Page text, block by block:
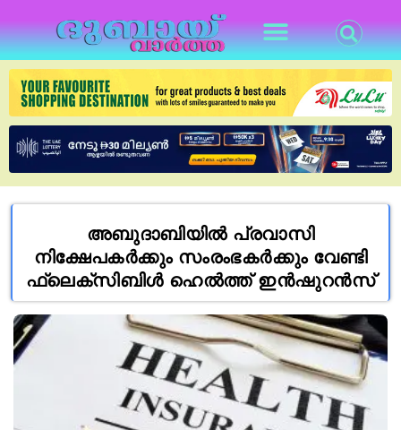
അബുദാബിയിൽ പ്രവാസി
നിക്ഷേപകർക്കും സംരംഭകർക്കും വേണ്ടി
ഫ്ലെക്സിബിൾ ഹെൽത്ത് ഇൻഷുറൻസ്